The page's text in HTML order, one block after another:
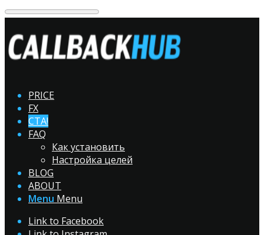
PRICE
FX
CTA!
FAQ
Как установить
Настройка целей
BLOG
ABOUT
Menu Menu
Link to Facebook